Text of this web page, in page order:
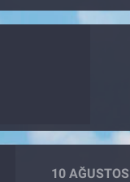
10 AĞUSTOS